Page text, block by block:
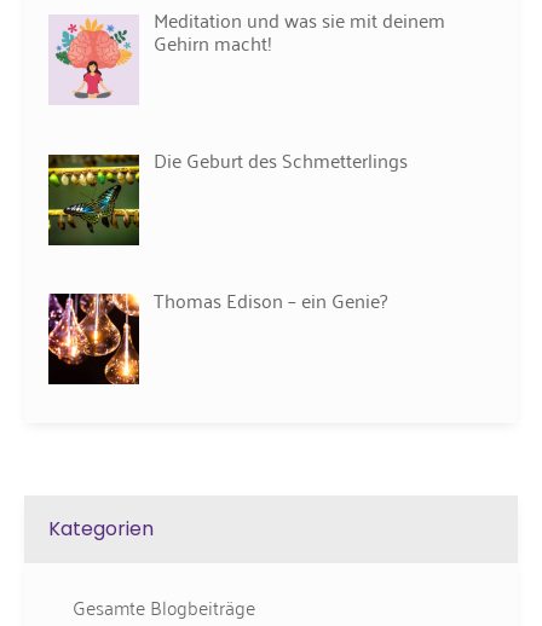
Meditation und was sie mit deinem
Gehirn macht!
Die Geburt des Schmetterlings
Thomas Edison – ein Genie?
Kategorien
Gesamte Blogbeiträge